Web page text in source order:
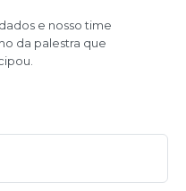
e nosso time
da palestra que